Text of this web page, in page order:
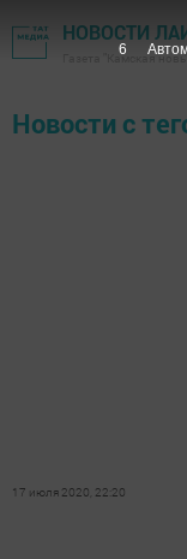
НОВОСТИ
Газета "Камская
Новости с
17 июля 2020, 22:20
6